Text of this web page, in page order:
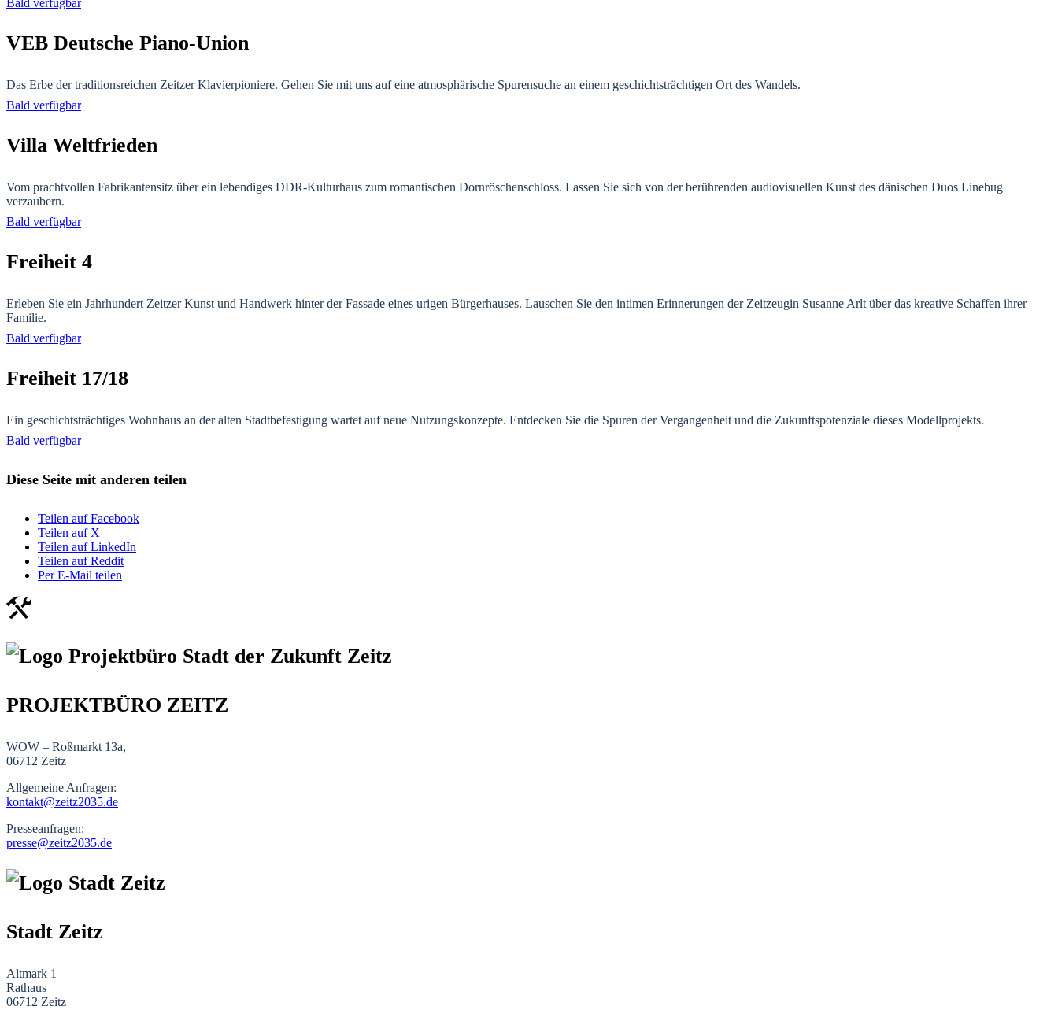
Bald verfügbar
VEB Deutsche Piano-Union
Das Erbe der traditionsreichen Zeitzer Klavierpioniere. Gehen Sie mit uns auf eine atmosphärische Spurensuche an einem geschichtsträchtigen Ort des Wandels.
Bald verfügbar
Villa Weltfrieden
Vom prachtvollen Fabrikantensitz über ein lebendiges DDR-Kulturhaus zum romantischen Dornröschenschloss. Lassen Sie sich von der berührenden audiovisuellen Kunst des dänischen Duos Linebug
verzaubern.
Bald verfügbar
Freiheit 4
Erleben Sie ein Jahrhundert Zeitzer Kunst und Handwerk hinter der Fassade eines urigen Bürgerhauses. Lauschen Sie den intimen Erinnerungen der Zeitzeugin Susanne Arlt über das kreative Schaffen ihrer
Familie.
Bald verfügbar
Freiheit 17/18
Ein geschichtsträchtiges Wohnhaus an der alten Stadtbefestigung wartet auf neue Nutzungskonzepte. Entdecken Sie die Spuren der Vergangenheit und die Zukunftspotenziale dieses Modellprojekts.
Bald verfügbar
Diese Seite mit anderen teilen
Teilen auf Facebook
Teilen auf X
Teilen auf LinkedIn
Teilen auf Reddit
Per E-Mail teilen
PROJEKTBÜRO ZEITZ
WOW – Roßmarkt 13a,
06712 Zeitz
Allgemeine Anfragen:
kontakt@zeitz2035.de
Presseanfragen:
presse@zeitz2035.de
Stadt Zeitz
Altmark 1
Rathaus
06712 Zeitz